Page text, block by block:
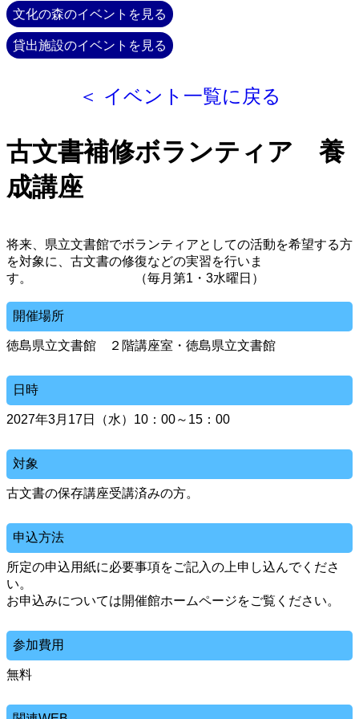
文化の森のイベントを見る
貸出施設のイベントを見る
＜ イベント一覧に戻る
古文書補修ボランティア 養
成講座
将来、県立文書館でボランティアとしての活動を希望する方
を対象に、古文書の修復などの実習を行いま
す。 （毎月第1・3水曜日）
開催場所
徳島県立文書館 ２階講座室・徳島県立文書館
日時
2027年3月17日（水）10：00～15：00
対象
古文書の保存講座受講済みの方。
申込方法
所定の申込用紙に必要事項をご記入の上申し込んでくださ
い。
お申込みについては開催館ホームページをご覧ください。
参加費用
無料